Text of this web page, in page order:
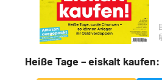
Heiße Tage – eiskalt